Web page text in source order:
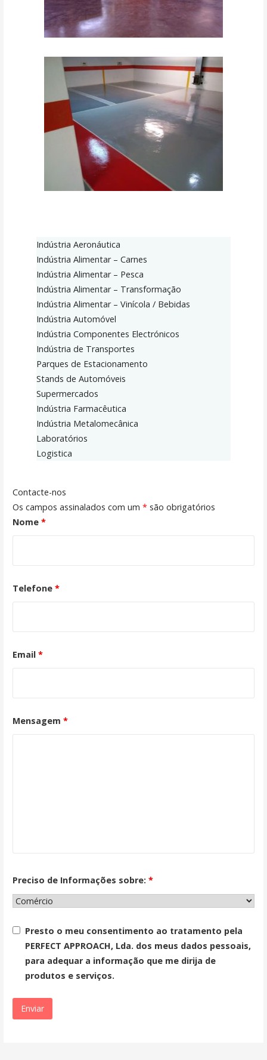
Indústria Aeronáutica
Indústria Alimentar – Carnes
Indústria Alimentar – Pesca
Indústria Alimentar – Transformação
Indústria Alimentar – Vinícola / Bebidas
Indústria Automóvel
Indústria Componentes Electrónicos
Indústria de Transportes
Parques de Estacionamento
Stands de Automóveis
Supermercados
Indústria Farmacêutica
Indústria Metalomecânica
Laboratórios
Logistica
Contacte-nos
Os campos assinalados com um *são obrigatórios
Nome *
Telefone *
Email *
Mensagem *
Preciso de Informações sobre: *
Presto o meu consentimento ao tratamento pela
PERFECT APPROACH, Lda. dos meus dados pessoais,
para adequar a informação que me dirija de
produtos e serviços.